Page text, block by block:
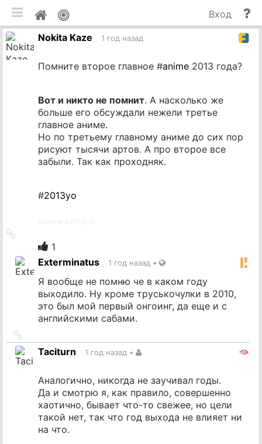
Мой
профиль
и
Вход
Nokita Kaze
1 год назад
Помните второе главное #anime 2013 года?
Вот и никто не помнит. А насколько же
больше его обсуждали нежели третье
главное аниме.
Но по третьему главному аниме до сих пор
рисуют тысячи артов. А про второе все
забыли. Так как проходняк.
#2013yo
источник
1
Exterminatus
1 год назад •
Я вообще не помню че в каком году
выходило. Ну кроме труськочулки в 2010,
это был мой первый онгоинг, да еще и с
английскими сабами.
на
источник
Taciturn 1 год назад •
Аналогично, никогда не заучивал годы.
Да и смотрю я, как правило, совершенно
хаотично, бывает что-то свежее, но цели
такой нет, так что год выхода не влияет ни
на что.
мобильная версия